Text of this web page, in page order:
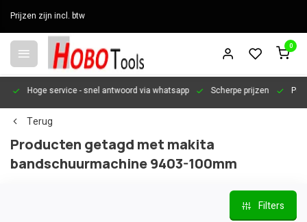
Prijzen zijn incl. btw
0
Hoge service- snel antwoord via whatsapp Scherpe prijzen
Terug
Producten getagd met makita
bandschuurmachine 9403-100mm
Filters